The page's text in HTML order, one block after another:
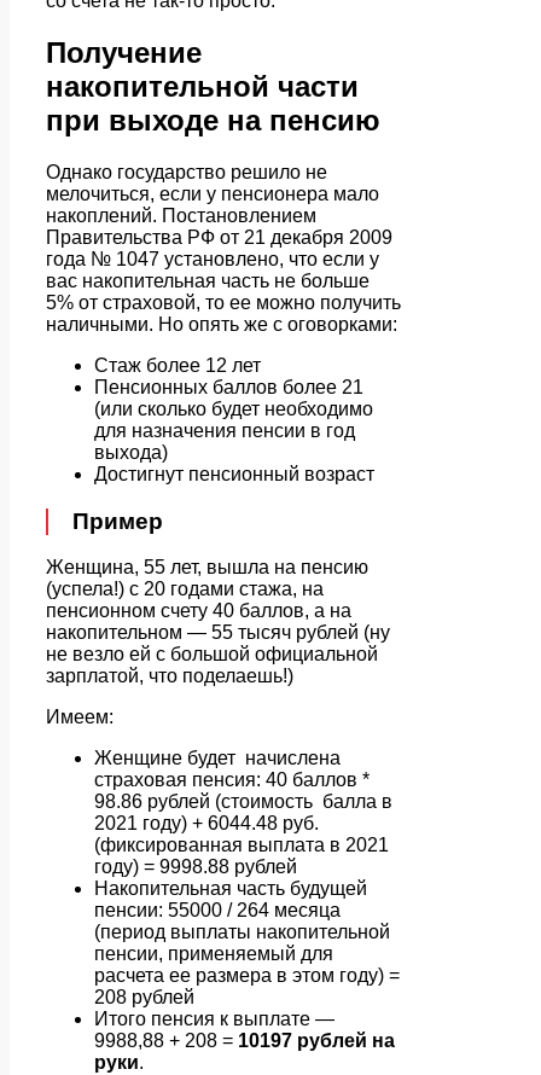
Получение
накопительной части
при выходе на пенсию
Однако государство решило не
мелочиться, если у пенсионера мало
накоплений. Постановлением
Правительства РФ от 21 декабря 2009
года № 1047 установлено, что если у
вас накопительная часть не больше
5% от страховой, то ее можно получить
наличными. Но опять же с оговорками:
Стаж более 12 лет
Пенсионных баллов более 21
(или сколько будет необходимо
для назначения пенсии в год
выхода)
Достигнут пенсионный возраст
Пример
Женщина, 55 лет, вышла на пенсию
(успела!) с 20 годами стажа, на
пенсионном счету 40 баллов, а на
накопительном — 55 тысяч рублей (ну
не везло ей с большой официальной
зарплатой, что поделаешь!)
Имеем:
Женщине будет начислена
страховая пенсия: 40 баллов *
98.86 рублей (стоимость балла в
2021 году) + 6044.48 руб.
(фиксированная выплата в 2021
году) = 9998.88 рублей
Накопительная часть будущей
пенсии: 55000 / 264 месяца
(период выплаты накопительной
пенсии, применяемый для
расчета ее размера в этом году) =
208 рублей
Итого пенсия к выплате —
9988,88 + 208 = 10197 рублей на
руки.